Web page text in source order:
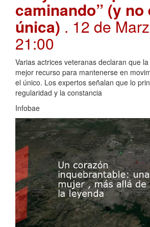
caminando” (y no
única) . 12 de
21:00
Varias actrices veteranas declaran que
mejor recurso para mantenerse en
el único. Los expertos señalan que lo
regularidad y la constancia
Infobae